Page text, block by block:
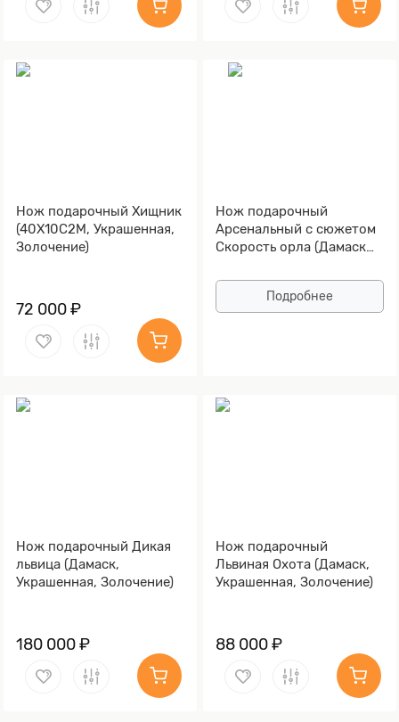
Нож подарочный Хищник
(40Х10С2М, Украшенная,
Золочение)
72 000 ₽
Нож подарочный
Арсенальный с сюжетом
Скорость орла (Дамаск
Литьё, Золочение)
Подробнее
Нож подарочный Дикая
львица (Дамаск,
Украшенная, Золочение)
180 000 ₽
Нож подарочный
Львиная Охота (Дамаск,
Украшенная, Золочение)
88 000 ₽